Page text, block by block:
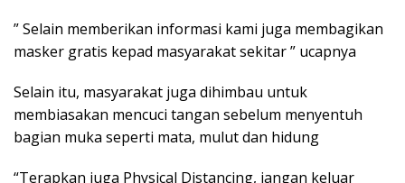
” Selain memberikan informasi kami juga membagikan
masker gratis kepad masyarakat sekitar ” ucapnya
Selain itu, masyarakat juga dihimbau untuk
membiasakan mencuci tangan sebelum menyentuh
bagian muka seperti mata, mulut dan hidung
“Terapkan juga Physical Distancing, jangan keluar